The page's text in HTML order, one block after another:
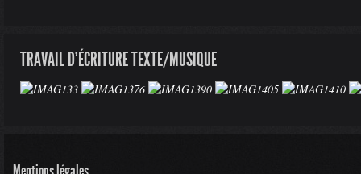
TRAVAIL D'ÉCRITURE TEXTE/MUSIQUE